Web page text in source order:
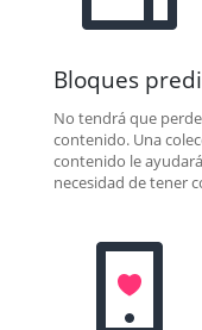
Bloques
No tendrá que
contenido. Una
contenido le
necesidad de tener